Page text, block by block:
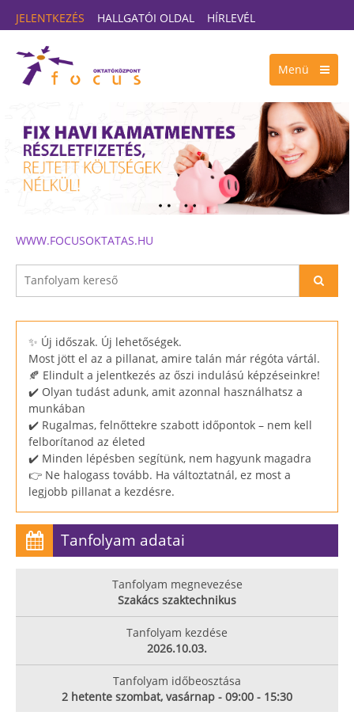
JELENTKEZÉS HALLGATÓI OLDAL HÍRLEVÉL
Menü
WWW.FOCUSOKTATAS.HU
✨ Új időszak. Új lehetőségek.
Most jött el az a pillanat, amire talán már régóta vártál.
🍂 Elindult a jelentkezés az őszi indulású képzéseinkre!
✔️ Olyan tudást adunk, amit azonnal használhatsz a
munkában
✔️ Rugalmas, felnőttekre szabott időpontok – nem kell
felborítanod az életed
✔️ Minden lépésben segítünk, nem hagyunk magadra
👉 Ne halogass tovább. Ha változtatnál, ez most a
legjobb pillanat a kezdésre.
Tanfolyam adatai
Tanfolyam megnevezése
Szakács szaktechnikus
Tanfolyam kezdése
2026.10.03.
Tanfolyam időbeosztása
2 hetente szombat, vasárnap - 09:00 - 15:30